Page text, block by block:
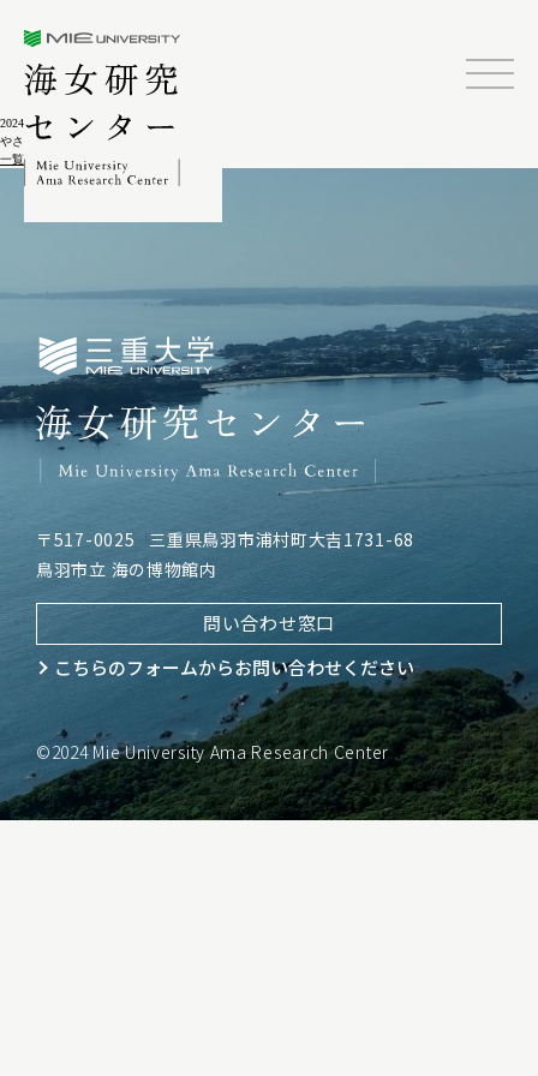
2024.02.04
やさしい三浦半島の生活史
一覧に戻る
三重大学海女研究センター
〒517-0025
三重県鳥羽市浦村町大吉1731-68
鳥羽市立 海の博物館内
問い合わせ窓口
こちらのフォームからお問い合わせください
©2024 Mie University Ama Research Center